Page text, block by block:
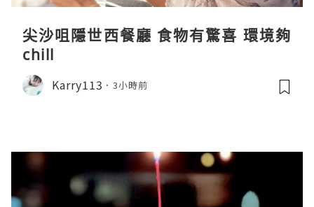
尖沙咀隱世西餐廳 食物有驚喜 環境夠
chill
Karry113 3小時前